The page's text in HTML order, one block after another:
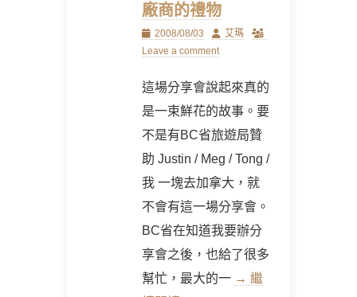
廠商的禮物
Posted
on
2008/08/03 Author
艾瑪
Leave a comment
這場分享會說起來真的
是一束鮮花的故事。要
不是有BC省旅遊局贊
助 Justin / Meg / Tong /
我 一塊去加拿大，就
不會有這一場分享會。
BC省在知道我要辦分
享會之後，也給了很多
幫忙，最大的一 → 繼